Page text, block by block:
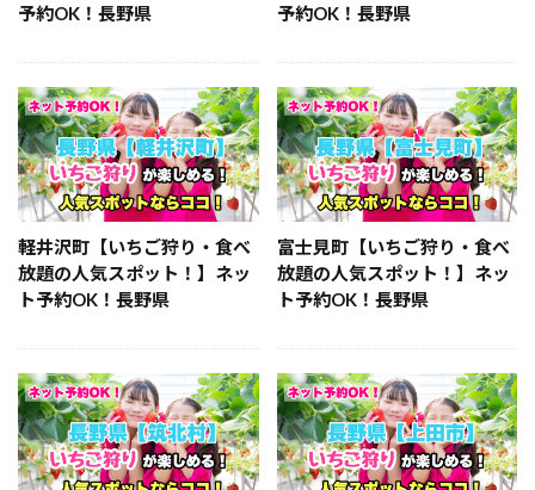
予約OK！長野県
予約OK！長野県
軽井沢町【いちご狩り・食べ
放題の人気スポット！】ネッ
ト予約OK！長野県
富士見町【いちご狩り・食べ
放題の人気スポット！】ネッ
ト予約OK！長野県